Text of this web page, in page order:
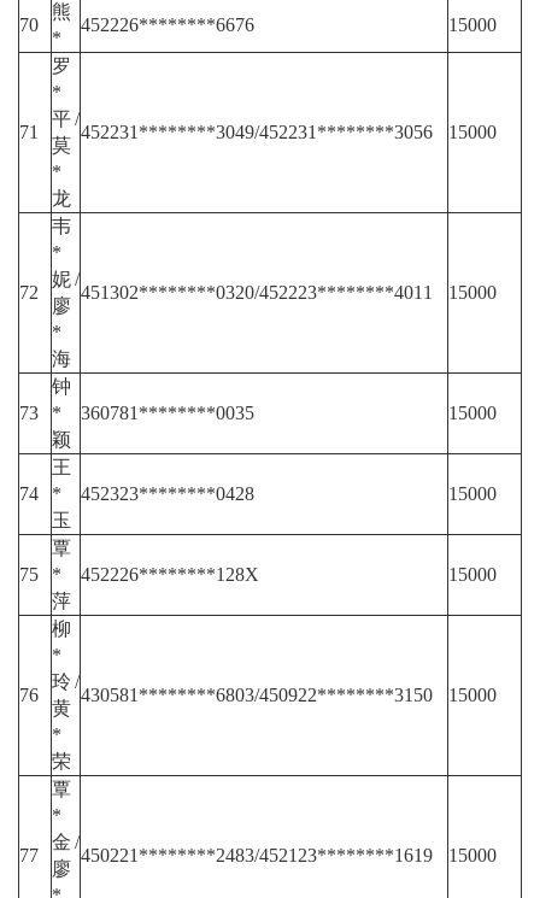
70
熊
*
452226********6676 15000
71
罗
*
平/
莫
*
龙
452231********3049/452231********3056 15000
72
韦
*
妮/
廖
*
海
451302********0320/452223********4011 15000
73
钟
*
颖
360781********0035 15000
74
王
*
玉
452323********0428 15000
75
覃
*
萍
452226********128X 15000
76
柳
*
玲/
黄
*
荣
430581********6803/450922********3150 15000
77
覃
*
金/
廖
450221********2483/452123********1619 15000